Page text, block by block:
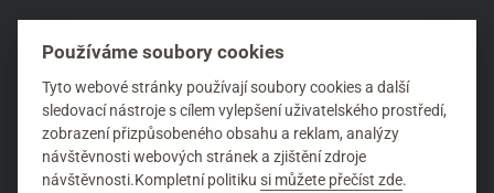
Přírodní péče o pleť 100%
Potřeby naší pleti se liší v každém ročním období. Tak jako v zimě
uvažujeme o koupi kabátu, svetru či teplého spodního prádla, tak i
naše pleť potř...
Používáme soubory cookies
Tyto webové stránky používají soubory cookies a další
sledovací nástroje s cílem vylepšení uživatelského prostředí,
zobrazení přizpůsobeného obsahu a reklam, analýzy
návštěvnosti webových stránek a zjištění zdroje
návštěvnosti.Kompletní politikusi můžete přečíst zde.